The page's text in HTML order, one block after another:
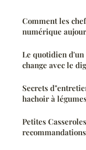
Comment les
numérique
Le quotidien d'un
change avec le
Secrets
hachoir à
Petites
recommandations